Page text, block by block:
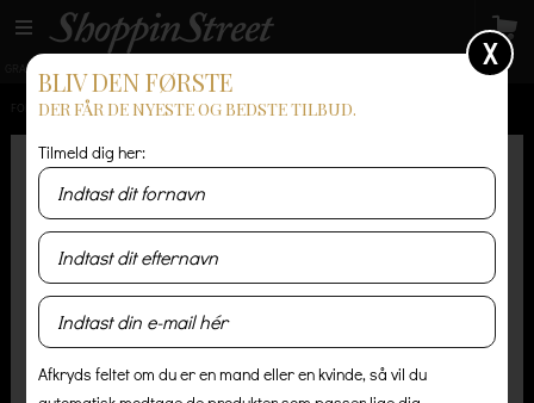
GRATIS LEVERING
FORSIDE / HERRE / ACCESSORIES / STETSON FEDORA FURFELT
X
BLIV DEN FØRSTE
DER FÅR DE NYESTE OG BEDSTE TILBUD.
Tilmeld dig her:
Afkryds feltet om du er en mand eller en kvinde, så vil du